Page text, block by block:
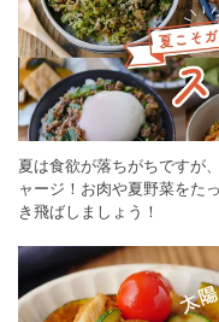
夏は食欲が落ちがちですが
ャージ！お肉や夏野菜をた
き飛ばしましょう！